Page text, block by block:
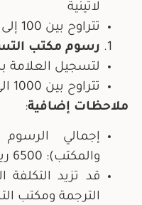
لاتينية
تتراوح بين 100 إلى 400 ريال سعودي تقريبًا
رسوم مكتب
لتسجيل
تتراوح بين 1000 الى 5000 ريال سعودي
ملاحظات إضافية:
إجمالي
والمكتب): 6500 ريال سعودي
قد تزيد التكلفة
الترجمة ومكتب